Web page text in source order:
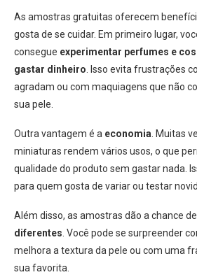
As amostras gratuitas oferecem
gosta de se cuidar. Em primeiro lugar,
consegue experimentar perfumes e
gastar dinheiro . Isso evita frustrações
agradam ou com maquiagens que não
sua pele.
Outra vantagem é a economia . Muitas
miniaturas rendem vários usos, o que
qualidade do produto sem gastar nada.
para quem gosta de variar ou testar
Além disso, as amostras dão a chance de
diferentes . Você pode se surpreender
melhora a textura da pele ou com uma
sua favorita.